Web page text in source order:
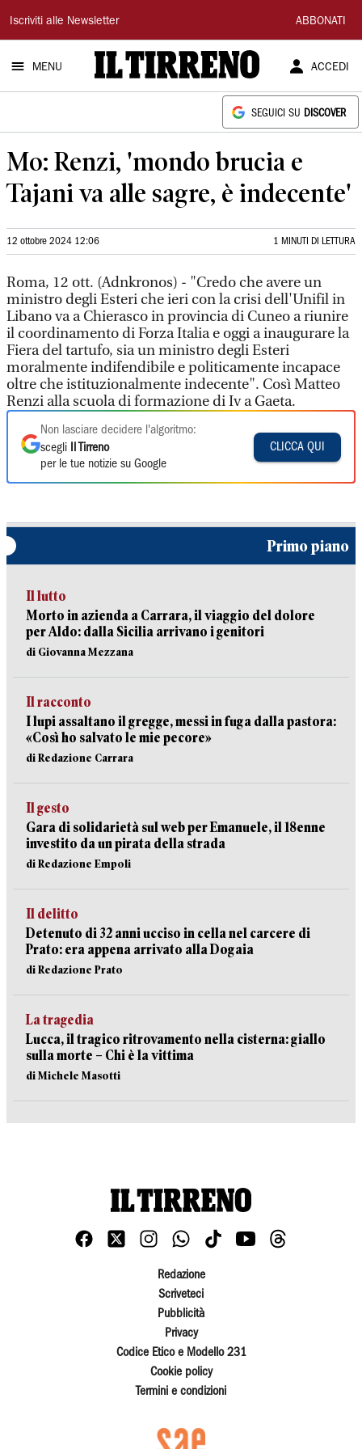
Il
Tirreno
Iscriviti alle Newsletter ABBONATI
MENU ACCEDI
SEGUICI SU DISCOVER
Mo: Renzi, 'mondo brucia e
Tajani va alle sagre, è indecente'
12 ottobre 2024 12:06 1 MINUTI DI LETTURA
Roma, 12 ott. (Adnkronos) - "Credo che avere un
ministro degli Esteri che ieri con la crisi dell'Unifil in
Libano va a Chierasco in provincia di Cuneo a riunire
il coordinamento di Forza Italia e oggi a inaugurare la
Fiera del tartufo, sia un ministro degli Esteri
moralmente indifendibile e politicamente incapace
oltre che istituzionalmente indecente". Così Matteo
Renzi alla scuola di formazione di Iv a Gaeta.
Non lasciare decidere l'algoritmo:
scegli
Il Tirreno
per le tue notizie su Google
CLICCA QUI
Primo piano
Il lutto
Morto in azienda a Carrara, il viaggio del dolore
per Aldo: dalla Sicilia arrivano i genitori
di Giovanna Mezzana
Il racconto
I lupi assaltano il gregge, messi in fuga dalla pastora:
«Così ho salvato le mie pecore»
di Redazione Carrara
Il gesto
Gara di solidarietà sul web per Emanuele, il 18enne
investito da un pirata della strada
di Redazione Empoli
Il delitto
Detenuto di 32 anni ucciso in cella nel carcere di
Prato: era appena arrivato alla Dogaia
di Redazione Prato
La tragedia
Lucca, il tragico ritrovamento nella cisterna: giallo
sulla morte – Chi è la vittima
di Michele Masotti
Redazione
Scriveteci
Pubblicità
Privacy
Codice Etico e Modello 231
Cookie policy
Termini e condizioni